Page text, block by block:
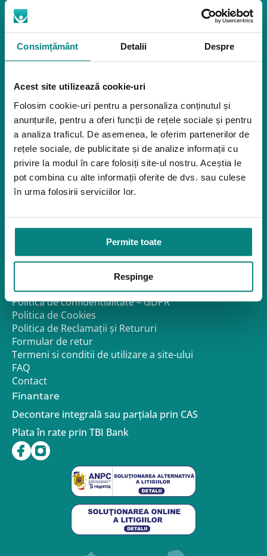
Consimțământ Detalii Despre
Acest site utilizează cookie-uri
Folosim cookie-uri pentru a personaliza conținutul și
anunțurile, pentru a oferi funcții de rețele sociale și pentru
a analiza traficul. De asemenea, le oferim partenerilor de
rețele sociale, de publicitate și de analize informații cu
privire la modul în care folosiți site-ul nostru. Aceștia le
pot combina cu alte informații oferite de dvs. sau culese
în urma folosirii serviciilor lor.
Permite toate
Respinge
Mobilitate
Reabilitare
Pozitionare
Igiena
Mostre
Dispozitive pentru urcarea scărilor
Rampe pentru scaune cu rotile
Bare de prindere și mânere de baie
Închiriere platforme șenilate
Închiriere rampe acces
Produse pentru adulţi
Apnee în somn
Orteze
Oxigenoterapia
Despre noi
Politica de confidentialitate – GDPR
Politica de Cookies
Politica de Reclamații și Retururi
Formular de retur
Termeni si conditii de utilizare a site-ului
FAQ
Contact
Finantare
Decontare integrală sau parțiala prin CAS
Plata în rate prin TBI Bank